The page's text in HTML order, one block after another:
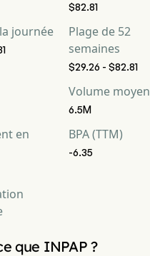
$82.81
journée
Plage de 52
semaines
$29.26 - $82.81
Volume moyen
6.5M
en
BPA (TTM)
-6.35
que INPAP ?